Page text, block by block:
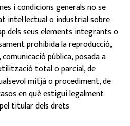
i condicions generals no se
intel·lectual o industrial sobre
dels seus elements integrants o
prohibida la reproducció,
pública, posada a
total o parcial, de
mitjà o procediment, de
en què estigui legalment
titular dels drets